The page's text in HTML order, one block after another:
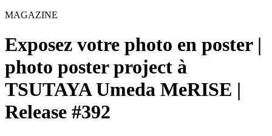
MAGAZINE
Exposez votre photo en poster |
photo poster project à
TSUTAYA Umeda MeRISE |
Release #392